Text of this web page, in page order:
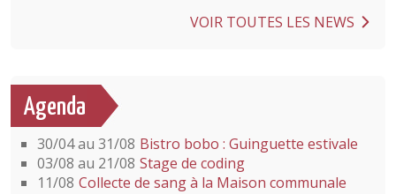
VOIR TOUTES LES NEWS
Agenda
30/04 au 31/08 Bistro bobo : Guinguette estivale
03/08 au 21/08 Stage de coding
11/08 Collecte de sang à la Maison communale